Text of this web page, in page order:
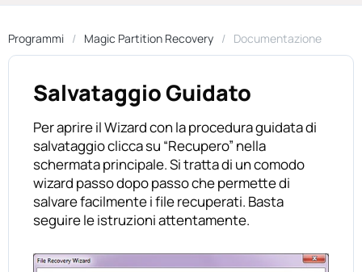
Programmi Magic Partition Recovery Documentazione
Salvataggio Guidato
Per aprire il Wizard con la procedura guidata di
salvataggio clicca su “Recupero” nella
schermata principale. Si tratta di un comodo
wizard passo dopo passo che permette di
salvare facilmente i file recuperati. Basta
seguire le istruzioni attentamente.